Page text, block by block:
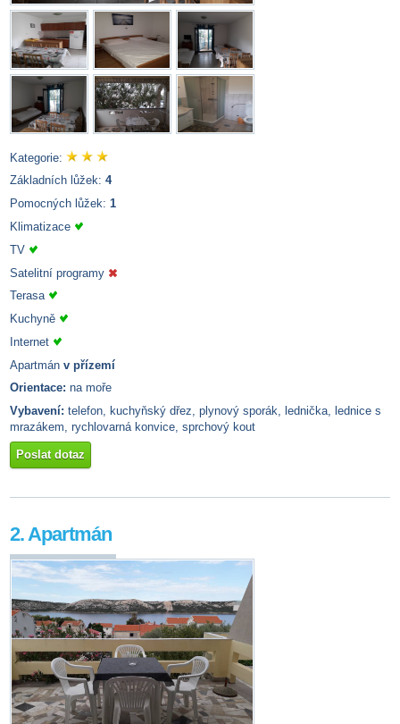
Kategorie:
Základních lůžek: 4
Pomocných lůžek: 1
Klimatizace
TV
Satelitní programy
Terasa
Kuchyně
Internet
Apartmán v přízemí
Orientace: na moře
Vybavení: telefon, kuchyňský dřez, plynový sporák, lednička, lednice s
mrazákem, rychlovarná konvice, sprchový kout
Poslat dotaz
2. Apartmán